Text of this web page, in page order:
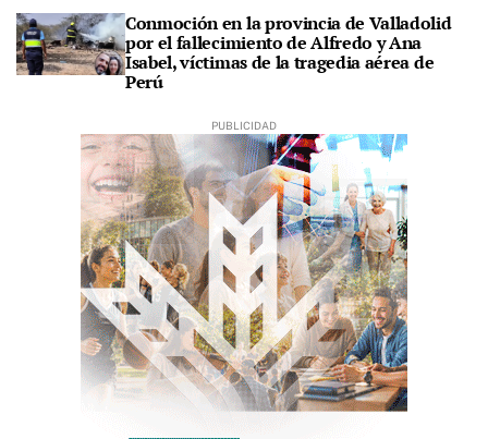
Conmoción en la provincia de Valladolid
por el fallecimiento de Alfredo y Ana
Isabel, víctimas de la tragedia aérea de
Perú